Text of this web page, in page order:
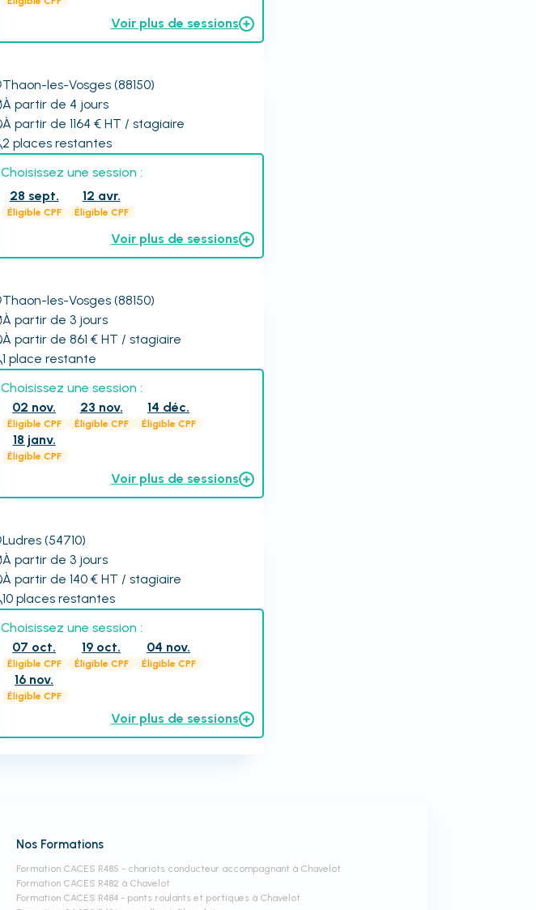
Voir plus de sessions
Thaon-les-Vosges (88150)
À partir de 4 jours
À partir de 1164 € HT / stagiaire
2 places restantes
Choisissez une session :
28 sept.
Éligible CPF
12 avr.
Éligible CPF
Voir plus de sessions
Thaon-les-Vosges (88150)
À partir de 3 jours
À partir de 861 € HT / stagiaire
1 place restante
Choisissez une session :
02 nov.
Éligible CPF
23 nov.
Éligible CPF
14 déc.
Éligible CPF
18 janv.
Éligible CPF
Voir plus de sessions
Ludres (54710)
À partir de 3 jours
À partir de 140€ HT / stagiaire
10 places restantes
Choisissez une session :
07 oct.
Éligible CPF
19 oct.
Éligible CPF
04 nov.
Éligible CPF
16 nov.
Éligible CPF
Voir plus de sessions
Nos Formations
Formation CACES R485 - chariots conducteur accompagnant à Chavelot
Formation CACES R482 à Chavelot
Formation CACES R484 - ponts roulants et portiques à Chavelot